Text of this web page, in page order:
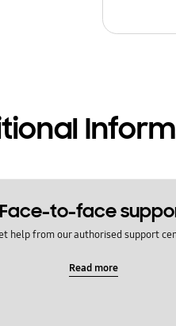
Face-to-face
help from our authorised support
Read more